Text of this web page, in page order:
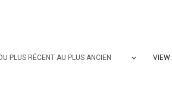
PLUS RÉCENT AU PLUS ANCIEN VIEW: